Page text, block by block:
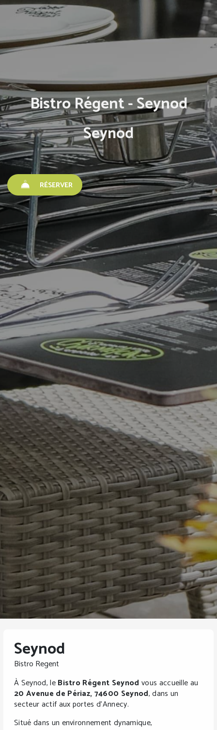
Bistro Régent - Seynod
Seynod
RÉSERVER
Seynod
Bistro Regent
À Seynod, leBistro Régent Seynod vous accueille au
20 Avenue de Périaz, 74600 Seynod, dans un
secteur actif aux portes d’Annecy.
Situé dans un environnement dynamique,